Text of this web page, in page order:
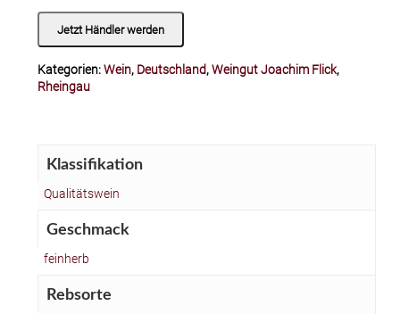
Jetzt Händler werden
Kategorien:Wein, Deutschland,Weingut Joachim Flick,
Rheingau
Klassifikation
Qualitätswein
Geschmack
feinherb
Rebsorte